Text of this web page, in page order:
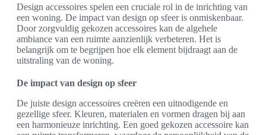
Design accessoires spelen een cruciale rol in de inrichting van
een woning. De impact van design op sfeer is onmiskenbaar.
Door zorgvuldig gekozen accessoires kan de algehele
ambiance van een ruimte aanzienlijk verbeteren. Het is
belangrijk om te begrijpen hoe elk element bijdraagt aan de
uitstraling van de woning.
De impact van design op sfeer
De juiste design accessoires creëren een uitnodigende en
gezellige sfeer. Kleuren, materialen en vormen dragen bij aan
een harmonieuze inrichting. Een goed gekozen accessoire kan